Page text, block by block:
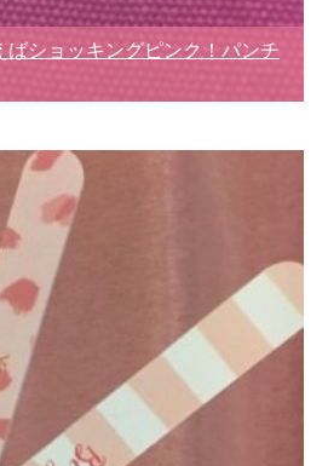
ばショッキングピンク！パンチ